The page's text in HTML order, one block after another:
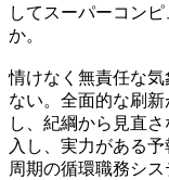
してスーパーコン
か。
情けなく無責任な
ない。全面的な刷
し、紀綱から見直
入し、実力がある
周期の循環職務シ